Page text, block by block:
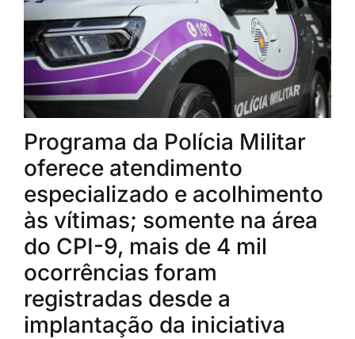
Programa da Polícia Militar
oferece atendimento
especializado e acolhimento
às vítimas; somente na área
do CPI-9, mais de 4 mil
ocorrências foram
registradas desde a
implantação da iniciativa